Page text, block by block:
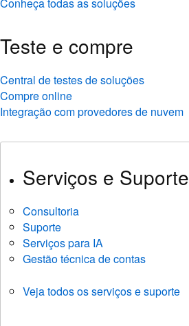
Teste e compre
Central de testes de soluções
Compre online
Integração com provedores de nuvem
Serviços e Suporte
Consultoria
Suporte
Serviços para IA
Gestão técnica de contas
Veja todos os serviços e suporte